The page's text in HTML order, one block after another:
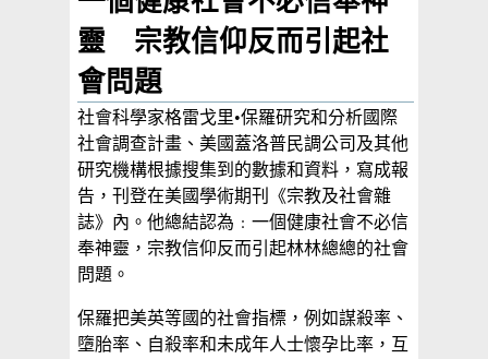
靈 宗教信仰反而引起社
會問題
社會科學家格雷戈里•保羅研究和分析國際
社會調查計畫、美國蓋洛普民調公司及其他
研究機構根據搜集到的數據和資料，寫成報
告，刊登在美國學術期刊《宗教及社會雜
誌》內。他總結認為﹕一個健康社會不必信
奉神靈，宗教信仰反而引起林林總總的社會
問題。
保羅把美英等國的社會指標，例如謀殺率、
墮胎率、自殺率和未成年人士懷孕比率，互